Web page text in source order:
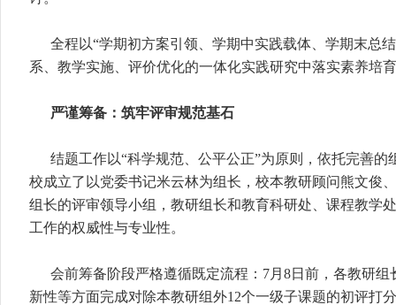
全程以“学期初方案引领、学期中实践载体、学期末总
系、教学实施、评价优化的一体化实践研究中落实素养培
严谨筹备：筑牢评审规范基石
结题工作以“科学规范、公平公正”为原则，依托完善
校成立了以党委书记米云林为组长，校本教研顾问熊文俊
组长的评审领导小组，教研组长和教育科研处、课程教学
工作的权威性与专业性。
会前筹备阶段严格遵循既定流程：7月8日前，各教研
新性等方面完成对除本教研组外12个一级子课题的初评打